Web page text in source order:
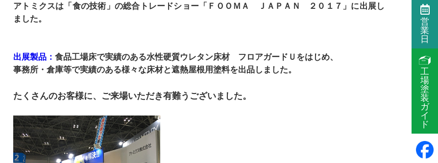
アトミクスは「食の技術」の総合トレードショー「ＦＯＯＭＡ ＪＡＰＡＮ ２０１７」に出展し
ました。
出展製品：食品工場床で実績のある水性硬質ウレタン床材 フロアガードＵをはじめ、
事務所・倉庫等で実績のある様々な床材と遮熱屋根用塗料を出品しました。
たくさんのお客様に、ご来場いただき有難うございました。
営
業
日
工
場
塗
装
ガ
イ
ド